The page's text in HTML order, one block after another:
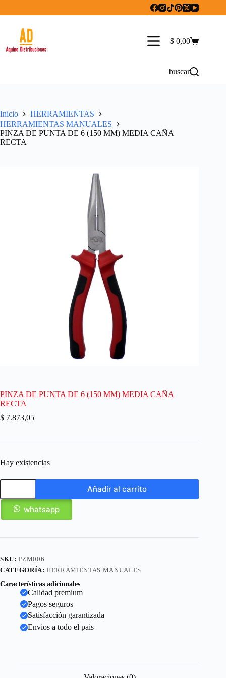
Carro
$ 0,00
buscar
Inicio
HERRAMIENTAS
HERRAMIENTAS MANUALES
PINZA DE PUNTA DE 6 (150 MM) MEDIA CAÑA
RECTA
PINZA DE PUNTA DE 6 (150 MM) MEDIA CAÑA
RECTA
$ 7.873,05
Hay existencias
Añadir al carrito
whatsapp
SKU:PZM006
CATEGORÍA:HERRAMIENTAS MANUALES
Características adicionales
Calidad premium
Pagos seguros
Satisfacción garantizada
Envios a todo el pais